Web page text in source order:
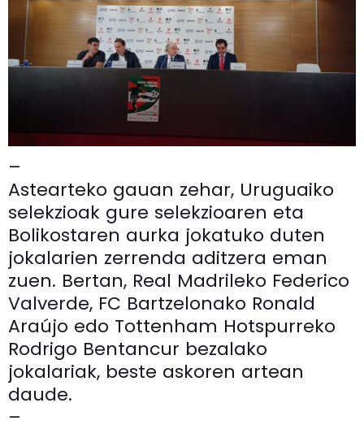
–
Astearteko gauan zehar, Uruguaiko
selekzioak gure selekzioaren eta
Bolikostaren aurka jokatuko duten
jokalarien zerrenda aditzera eman
zuen. Bertan, Real Madrileko Federico
Valverde, FC Bartzelonako Ronald
Araújo edo Tottenham Hotspurreko
Rodrigo Bentancur bezalako
jokalariak, beste askoren artean
daude.
–